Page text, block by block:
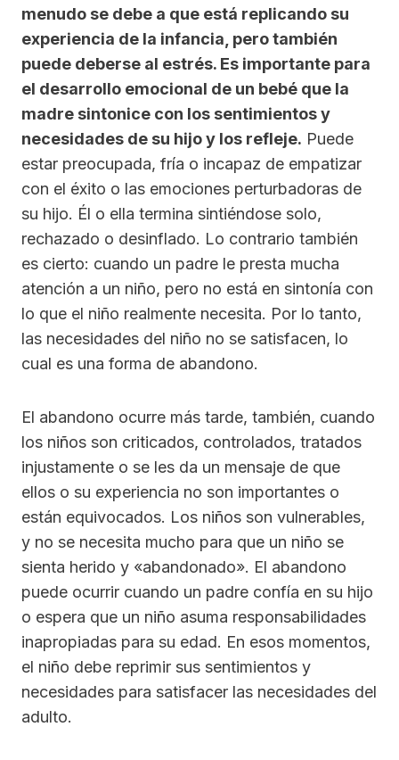
menudo se debe a que está replicando su
experiencia de la infancia, pero también
puede deberse al estrés. Es importante para
el desarrollo emocional de un bebé que la
madre sintonice con los sentimientos y
necesidades de su hijo y los refleje. Puede
estar preocupada, fría o incapaz de empatizar
con el éxito o las emociones perturbadoras de
su hijo. Él o ella termina sintiéndose solo,
rechazado o desinflado. Lo contrario también
es cierto: cuando un padre le presta mucha
atención a un niño, pero no está en sintonía con
lo que el niño realmente necesita. Por lo tanto,
las necesidades del niño no se satisfacen, lo
cual es una forma de abandono.
El abandono ocurre más tarde, también, cuando
los niños son criticados, controlados, tratados
injustamente o se les da un mensaje de que
ellos o su experiencia no son importantes o
están equivocados. Los niños son vulnerables,
y no se necesita mucho para que un niño se
sienta herido y «abandonado». El abandono
puede ocurrir cuando un padre confía en su hijo
o espera que un niño asuma responsabilidades
inapropiadas para su edad. En esos momentos,
el niño debe reprimir sus sentimientos y
necesidades para satisfacer las necesidades del
adulto.